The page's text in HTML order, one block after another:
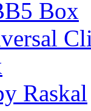
Box
Raskal